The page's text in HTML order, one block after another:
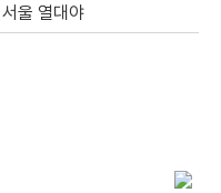
울 열대야